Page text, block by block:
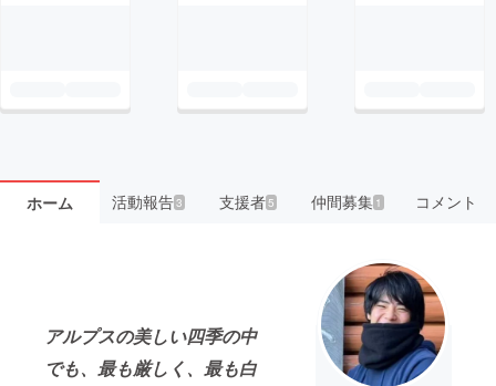
ホーム 活動報告3 支援者5 仲間募集 1 コメント
アルプスの美しい四季の中
でも、最も厳しく、最も白